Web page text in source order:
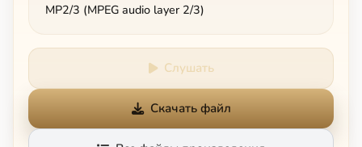
MP2/3 (MPEG audio layer 2/3)
Слушать
Скачать файл